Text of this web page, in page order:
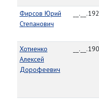
Фирсов Юрий
Степанович
Хотиенко
Алексей
Дорофеевич